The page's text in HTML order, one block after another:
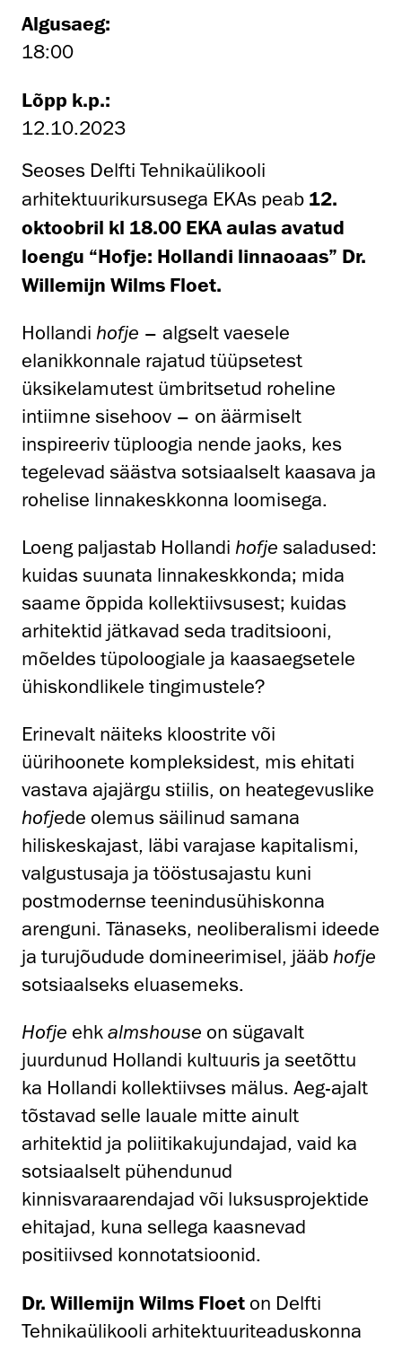
Algusaeg:
18:00
Lõpp k.p.:
12.10.2023
Seoses Delfti Tehnikaülikooli
arhitektuurikursusega EKAs peab 12.
oktoobril kl 18.00 EKA aulas avatud
loengu “Hofje: Hollandi linnaoaas” Dr.
Willemijn Wilms Floet.
Hollandi hofje – algselt vaesele
elanikkonnale rajatud tüüpsetest
üksikelamutest ümbritsetud roheline
intiimne sisehoov – on äärmiselt
inspireeriv tüploogia nende jaoks, kes
tegelevad säästva sotsiaalselt kaasava ja
rohelise linnakeskkonna loomisega.
Loeng paljastab Hollandi hofje saladused:
kuidas suunata linnakeskkonda; mida
saame õppida kollektiivsusest; kuidas
arhitektid jätkavad seda traditsiooni,
mõeldes tüpoloogiale ja kaasaegsetele
ühiskondlikele tingimustele?
Erinevalt näiteks kloostrite või
üürihoonete kompleksidest, mis ehitati
vastava ajajärgu stiilis, on heategevuslike
hofjede olemus säilinud samana
hiliskeskajast, läbi varajase kapitalismi,
valgustusaja ja tööstusajastu kuni
postmodernse teenindusühiskonna
arenguni. Tänaseks, neoliberalismi ideede
ja turujõudude domineerimisel, jääbhofje
sotsiaalseks eluasemeks.
Hofje ehkalmshouse on sügavalt
juurdunud Hollandi kultuuris ja seetõttu
ka Hollandi kollektiivses mälus. Aeg-ajalt
tõstavad selle lauale mitte ainult
arhitektid ja poliitikakujundajad, vaid ka
sotsiaalselt pühendunud
kinnisvaraarendajad või luksusprojektide
ehitajad, kuna sellega kaasnevad
positiivsed konnotatsioonid.
Dr. Willemijn Wilms Floet on Delfti
Tehnikaülikooli arhitektuuriteaduskonna